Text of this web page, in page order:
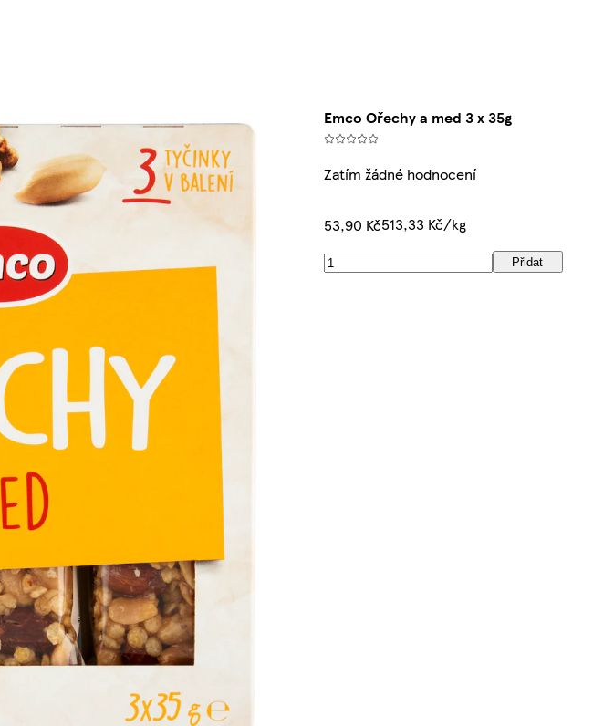
Emco Ořechy a med 3 x 35g
Zatím žádné hodnocení
53,90 Kč513,33 Kč/kg
Přidat